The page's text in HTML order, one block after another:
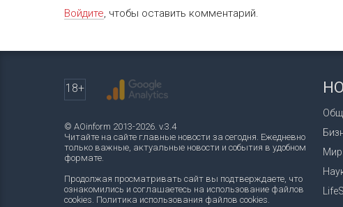
Войдите, чтобы оставить комментарий.
18+
© AOinform 2013-2026. v.3.4
Читайте на сайте главные новости за сегодня. Ежедневно
только важные, актуальные новости и события в удобном
формате.
Продолжая просматривать сайт вы подтверждаете, что
ознакомились и соглашаетесь на использование файлов
cookies. Политика использования файлов cookies.
Мир